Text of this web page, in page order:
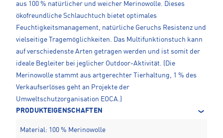
aus 100 % natürlicher und weicher Merinowolle. Dieses
ökofreundliche Schlauchtuch bietet optimales
Feuchtigkeitsmanagement, natürliche Geruchs Resistenz und
vielseitige Tragemöglichkeiten. Das Multifunktionstuch kann
auf verschiedenste Arten getragen werden und ist somit der
ideale Begleiter bei jeglicher Outdoor-Aktivität. (Die
Merinowolle stammt aus artgerechter Tierhaltung, 1 % des
Verkaufserlöses geht an Projekte der
Umweltschutzorganisation EOCA.)
PRODUKTEIGENSCHAFTEN
Material: 100 % Merinowolle